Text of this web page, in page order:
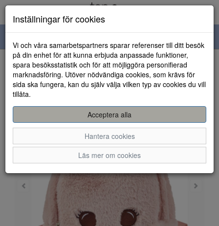
navigation
HEM
Inställningar för cookies
Vi och våra samarbetspartners sparar referenser till ditt besök
på din enhet för att kunna erbjuda anpassade funktioner,
spara besöksstatistik och för att möjliggöra personifierad
marknadsföring. Utöver nödvändiga cookies, som krävs för
sida ska fungera, kan du själv välja vilken typ av cookies du vill
tillåta.
Acceptera alla
Hantera cookies
Läs mer om cookies